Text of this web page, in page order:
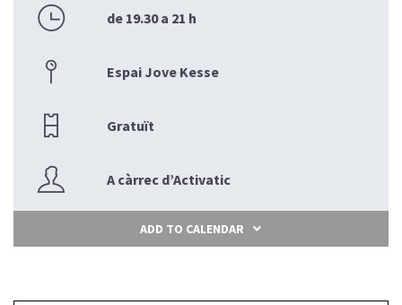
de 19.30 a 21 h
Espai Jove Kesse
Gratuït
A càrrec d’Activatic
ADD TO CALENDAR